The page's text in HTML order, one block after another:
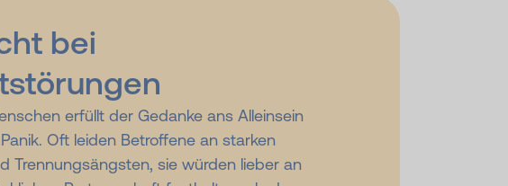
bei
erfüllt der Gedanke ans Alleinsein
Oft leiden Betroffene an starken
Trennungsängsten, sie würden lieber an